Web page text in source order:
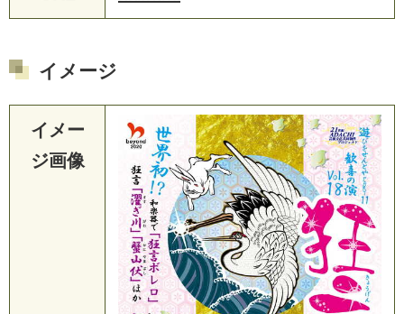
イメージ
イメー
ジ画像